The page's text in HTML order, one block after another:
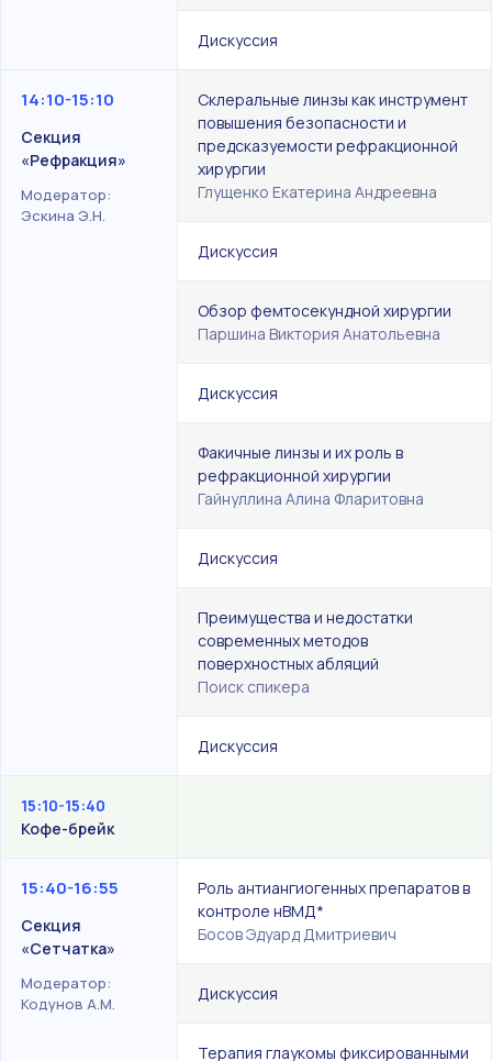
Дискуссия
14:10-15:10
Секция
«Рефракция»
Модератор:
Эскина Э.Н.
Склеральные линзы как инструмент
повышения безопасности и
предсказуемости рефракционной
хирургии
Глущенко Екатерина Андреевна
Дискуссия
Обзор фемтосекундной хирургии
Паршина Виктория Анатольевна
Дискуссия
Факичные линзы и их роль в
рефракционной хирургии
Гайнуллина Алина Фларитовна
Дискуссия
Преимущества и недостатки
современных методов
поверхностных абляций
Поиск спикера
Дискуссия
15:10-15:40
Кофе-брейк
15:40-16:55
Секция
«Сетчатка»
Модератор:
Кодунов А.М.
Роль антиангиогенных препаратов в
контроле нВМД*
Босов Эдуард Дмитриевич
Дискуссия
Терапия глаукомы фиксированными